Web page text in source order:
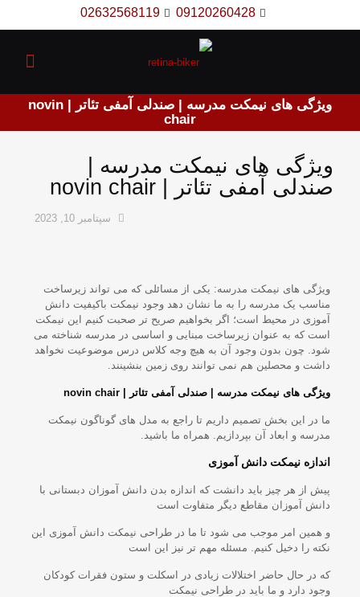
09120260428
02632568119
ویژگی های نیمکت مدرسه | صندلی آمفی تئاتر | novin
chair
ویژگی های نیمکت مدرسه |
صندلی آمفی تئاتر | novin chair
سپتامبر 10, 2023
ویژگی های نیمکت مدرسه: یکی از مسائلی که می تواند زیرساخت
مناسب یک مدرسه را به ما نشان دهد وجود نیمکت باکیفیت دانش
آموزی در محیط است؛ اگر بخواهیم صریح تر صحبت کنیم این نیمکت
است که به عنوان زیرساخت مبنایی و اساسی در مدرسه شناخته می
شود. چون بدون وجود آن به هیچ وجه کلاس درس موضوعیت نخواهد
داشت و محصلین هم نمی توانند روی زمین بنشینند.
ویژگی های نیمکت مدرسه | صندلی آمفی تئاتر | novin chair
ما در این بخش تصمیم داریم تا راجع به مدل های گوناگون نیمکت
مدرسه و ابعاد آن بپردازیم. همراه ما باشید.
اندازه نیمکت دانش آموزی
پیش از هر چیز باید دانشت که اندازه بدن دانش آموزان دبستانی با
دانش آموزان مقاطع دیگر متفاوت است
و همین امر موجب می شود تا ما در طراحی نیمکت دانش آموزی این
نکته را دخیل کنیم. مسئله مهم تر نیز این است
که در حال حاضر اختلالات زیادی در اسکلت و ستون فقرات کودکان
وجود دارد و ما باید در طراحی نیمکت